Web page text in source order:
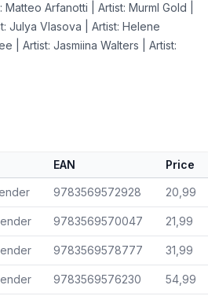
Arfanotti | Artist: Murml Gold |
Julya Vlasova | Artist: Helene
| Artist: Jasmiina Walters | Artist:
EAN Price
9783569572928 20,99
9783569570047 21,99
9783569578777 31,99
9783569576230 54,99